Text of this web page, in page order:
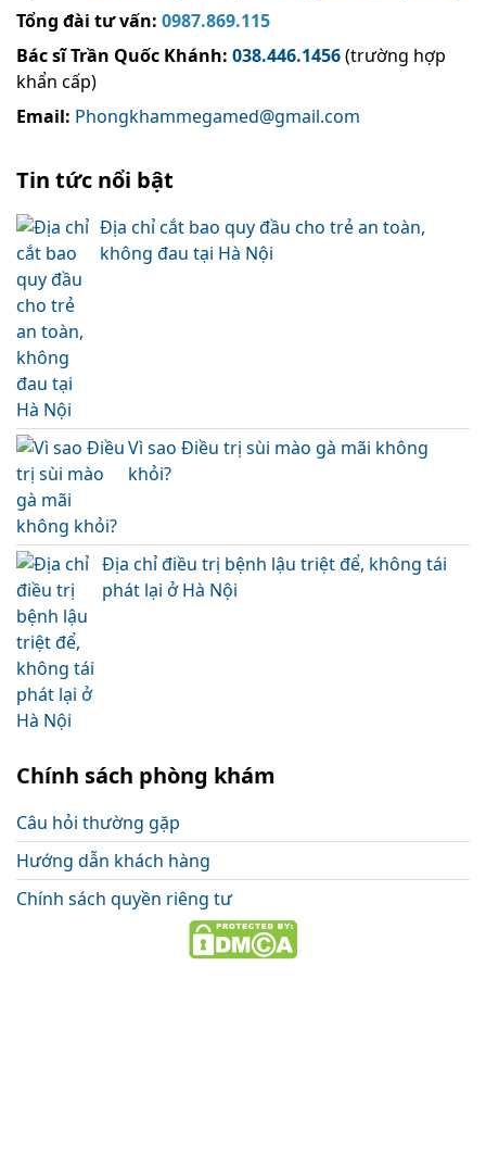
Tổng đài tư vấn: 0987.869.115
Bác sĩ Trần Quốc Khánh: 038.446.1456(trường hợp
khẩn cấp)
Email: Phongkhammegamed@gmail.com
Tin tức nổi bật
Địa chỉ cắt bao quy đầu cho trẻ an toàn,
không đau tại Hà Nội
Vì sao Điều trị sùi mào gà mãi không
khỏi?
Địa chỉ điều trị bệnh lậu triệt để, không tái
phát lại ở Hà Nội
Chính sách phòng khám
Câu hỏi thường gặp
Hướng dẫn khách hàng
Chính sách quyền riêng tư